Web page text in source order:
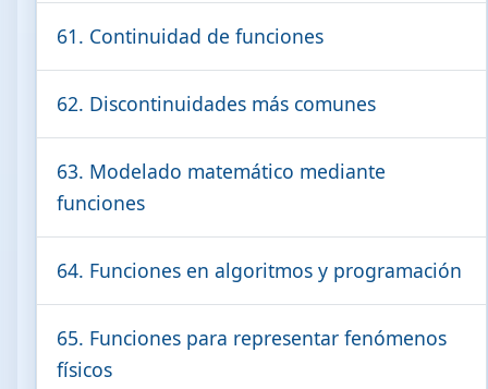
61. Continuidad de funciones
62. Discontinuidades más comunes
63. Modelado matemático mediante
funciones
64. Funciones en algoritmos y programación
65. Funciones para representar fenómenos
físicos